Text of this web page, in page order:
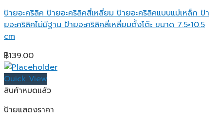
ป้ายอะคริลิค ป้ายอะคริลิคสี่เหลี่ยม ป้ายอะคริลิคแบบแม่เหล็ก ป้า
ยอะคริลิคไม่มีฐาน ป้ายอะคริลิคสี่เหลี่ยมตั้งโต๊ะ ขนาด 7.5×10.5
cm
฿139.00
Quick View
สินค้าหมดแล้ว
ป้ายแสดงราคา